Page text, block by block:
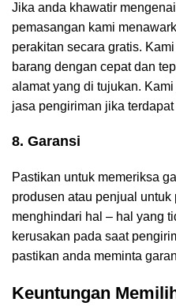
Jika anda khawatir
pemasangan kami
perakitan secara gratis.
barang dengan cepat dan
alamat yang di tujukan.
jasa pengiriman jika
8. Garansi
Pastikan untuk memeriksa
produsen atau penjual untuk
menghindari hal – hal yang
kerusakan pada saat
pastikan anda meminta
Keuntungan